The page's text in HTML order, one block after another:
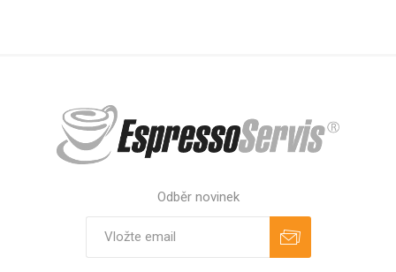
Odběr novinek